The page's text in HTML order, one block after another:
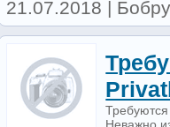
21.07.2018 |